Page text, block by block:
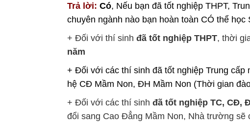
Trả lời: Có, Nếu bạn đã tốt nghiệp THPT,
chuyên ngành nào bạn hoàn toàn CÓ thể
+ Đối với thí sinh đã tốt nghiệp THPT, thời
năm
+ Đối với các thí sinh đã tốt nghiệp Trung cấp
hệ CĐ Mầm Non, ĐH Mầm Non (Thời gian
+ Đối với các thí sinh đã tốt nghiệp TC, CĐ,
đổi sang Cao Đẳng Mầm Non, Nhà trường